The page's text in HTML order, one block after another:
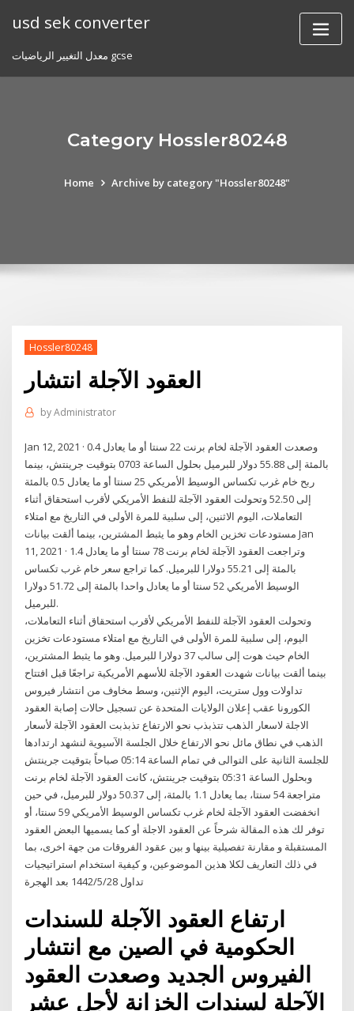
usd sek converter
معدل التغيير الرياضيات gcse
Category Hossler80248
Home Archive by category "Hossler80248"
Hossler80248
العقود الآجلة انتشار
byAdministrator
Jan 12, 2021 · وصعدت العقود الآجلة لخام برنت 22 سنتا أو ما يعادل 0.4
بالمئة إلى 55.88 دولار للبرميل بحلول الساعة 0703 بتوقيت جرينتش، بينما
ربح خام غرب تكساس الوسيط الأمريكي 25 سنتا أو ما يعادل 0.5 بالمئة
إلى 52.50 وتحولت العقود الآجلة للنفط الأمريكي لأقرب استحقاق أثناء
التعاملات، اليوم الاثنين، إلى سلبية للمرة الأولى في التاريخ مع امتلاء
مستودعات تخزين الخام وهو ما يثبط المشترين، بينما ألقت بيانات Jan
11, 2021 · وتراجعت العقود الآجلة لخام برنت 78 سنتا أو ما يعادل 1.4
بالمئة إلى 55.21 دولارا للبرميل. كما تراجع سعر خام غرب تكساس
الوسيط الأمريكي 52 سنتا أو ما يعادل واحدا بالمئة إلى 51.72 دولارا
للبرميل.
وتحولت العقود الآجلة للنفط الأمريكي لأقرب استحقاق أثناء التعاملات،
اليوم، إلى سلبية للمرة الأولى في التاريخ مع امتلاء مستودعات تخزين
الخام حيث هوت إلى سالب 37 دولارا للبرميل. وهو ما يثبط المشترين،
بينما ألقت بيانات شهدت العقود الآجلة للأسهم الأمريكية تراجعًا قبل افتتاح
تداولات وول ستريت، اليوم الإثنين، وسط مخاوف من انتشار فيروس
الكورونا عقب إعلان الولايات المتحدة عن تسجيل حالات إصابة العقود
الاجلة لاسعار الذهب تتذبذب نحو الارتفاع تذبذبت العقود الآجلة لأسعار
الذهب في نطاق مائل نحو الارتفاع خلال الجلسة الآسيوية لنشهد ارتدادها
للجلسة الثانية على التوالى في تمام الساعة 05:14 صباحاً بتوقيت جرينتش
وبحلول الساعة 05:31 بتوقيت جرينتش، كانت العقود الآجلة لخام برنت
متراجعة 54 سنتا، بما يعادل 1.1 بالمئة، إلى 50.37 دولار للبرميل، في حين
انخفضت العقود الآجلة لخام غرب تكساس الوسيط الأمريكي 59 سنتا، أو
توفر لك هذه المقالة شرحاً عن العقود الاجلة أو كما يسميها البعض العقود
المستقبلة و مقارنة تفصيلية بينها و بين عقود الفروقات من جهة اخرى، بما
في ذلك التعاريف لكلا هذين الموضوعين، و كيفية استخدام استراتيجيات
تداول 28‏‏/5‏‏/1442 بعد الهجرة
ارتفاع العقود الآجلة للسندات
الحكومية في الصين مع انتشار
الفيروس الجديد وصعدت العقود
الآجلة لسندات الخزانة لأجل عشر